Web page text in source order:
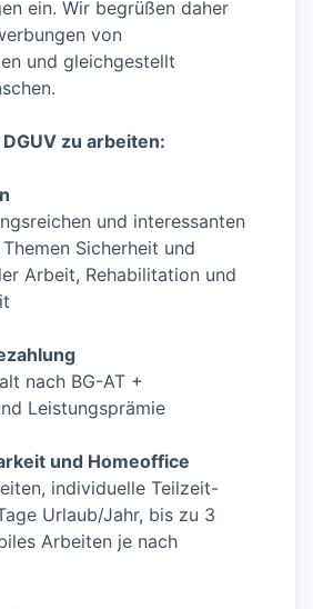
ein. Wir begrüßen daher
von
und gleichgestellt
zu arbeiten:
und interessanten
Sicherheit und
Arbeit, Rehabilitation und
nach BG-AT +
Leistungsprämie
und Homeoffice
individuelle Teilzeit-
Urlaub/Jahr, bis zu 3
Arbeiten je nach